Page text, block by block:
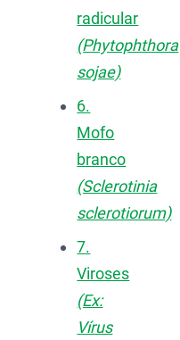
radicular
(Phytophthora
sojae)
6.
Mofo
branco
(Sclerotinia
sclerotiorum)
7.
Viroses
(Ex:
Vírus